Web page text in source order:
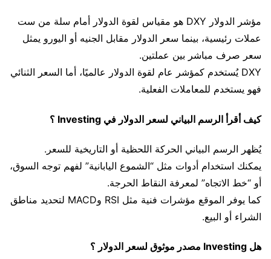
مؤشر الدولار DXY هو مقياس لقوة الدولار أمام سلة من ست
عملات رئيسية، بينما سعر الدولار مقابل الجنيه أو اليورو يمثل
سعر صرف مباشر بين عملتين.
DXY يُستخدم كمؤشر عام لقوة الدولار عالميًا، أما السعر الثنائي
فهو يستخدم للمعاملات الفعلية.
كيف أقرأ الرسم البياني لسعر الدولار في Investing ؟
يُظهر الرسم البياني الحركة اللحظية أو التاريخية للسعر.
يمكنك استخدام أدوات مثل “الشموع اليابانية” لفهم توجه السوق،
أو “خط الاتجاه” لمعرفة النقاط الحرجة.
كما يوفر الموقع مؤشرات فنية مثل RSI وMACD لتحديد مناطق
الشراء أو البيع.
هل Investing مصدر موثوق لسعر الدولار ؟